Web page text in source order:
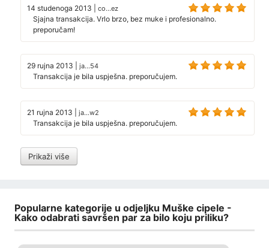
14 studenoga 2013 co...ez
Sjajna transakcija. Vrlo brzo, bez muke i profesionalno.
preporučam!
29 rujna 2013 ja...54
Transakcija je bila uspješna. preporučujem.
21 rujna 2013 ja...w2
Transakcija je bila uspješna. preporučujem.
Prikaži više
Popularne kategorije u odjeljku Muške cipele -
Kako odabrati savršen par za bilo koju priliku?